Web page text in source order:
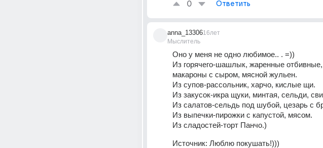
0 Ответить
anna_13306
Мыслитель
16лет
Оно у меня не одно любимое.. . =))
Из горячего-шашлык, жаренные
макароны с сыром, мясной жульен.
Из супов-рассольник, харчо, кислые щи.
Из закусок-икра щуки, минтая, сельди,
Из салатов-сельдь под шубой, цезарь с
Из выпечки-пирожки с капустой, мясом.
Из сладостей-торт Панчо.)
Источник: Люблю покушать!)))